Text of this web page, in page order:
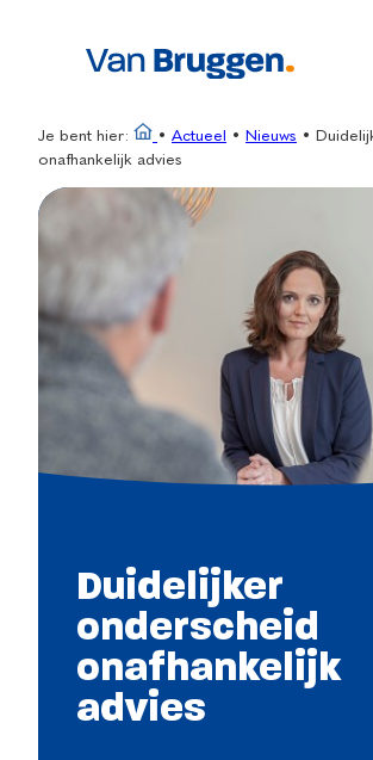
Je bent hier: • Actueel • Nieuws •
onafhankelijk advies
Duidelijker
onderscheid
onafhankelijk
advies